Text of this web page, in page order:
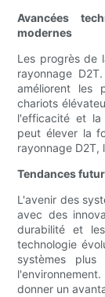
Avancées
modernes
Les progrès de
rayonnage
améliorent les
chariots
l'efficacité et la
peut élever la
rayonnage D2T,
Tendances
L'avenir des
avec des
durabilité et
technologie
systèmes
donner un